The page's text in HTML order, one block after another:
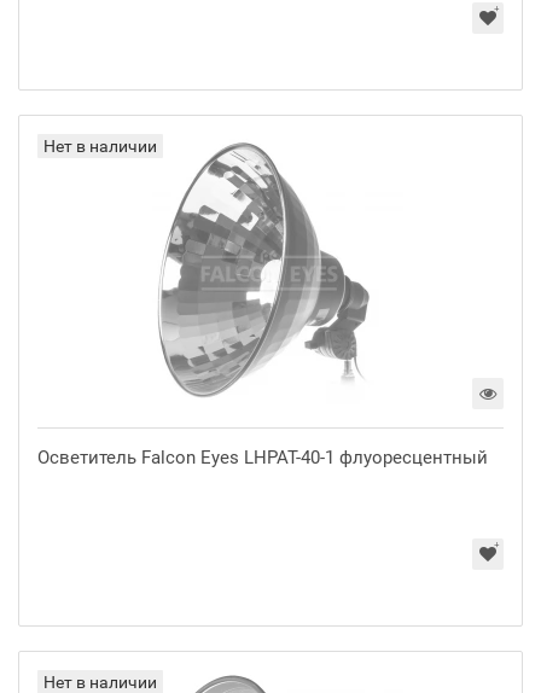
Нет в наличии
Осветитель Falcon Eyes LHPAT-40-1 флуоресцентный
Нет в наличии